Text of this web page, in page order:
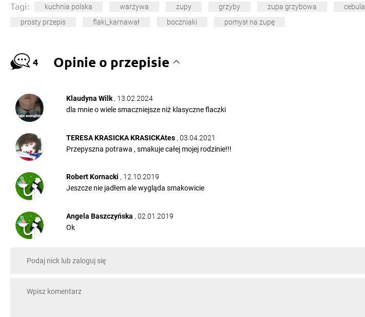
Tagi: kuchnia polska warzywa zupy grzyby zupa grzybowa cebula
prosty przepis
flaki_karnawał boczniaki pomysł na zupę
4 Opinie o przepisie
Klaudyna Wilk, 13.02.2024
dla mnie o wiele smaczniejsze niż klasyczne flaczki
TERESA KRASICKA KRASICKAtes , 03.04.2021
Przepyszna potrawa , smakuje całej mojej rodzinie!!!
Robert Kornacki , 12.10.2019
Jeszcze nie jadłem ale wygląda smakowicie
Angela Baszczyńska , 02.01.2019
Ok